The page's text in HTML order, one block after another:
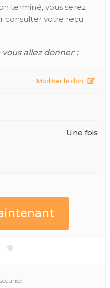
terminé, vous serez
consulter votre reçu.
allez donner :
Modifier le don
Une fois